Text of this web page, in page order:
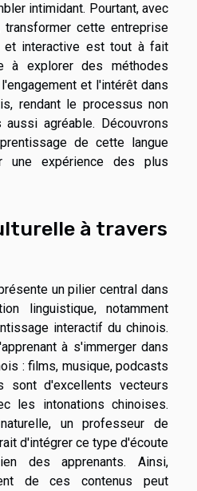
intimidant. Pourtant, avec
cette entreprise
et interactive est tout à fait
à explorer des méthodes
et l'intérêt dans
rendant le processus non
agréable. Découvrons
de cette langue
une expérience des plus
à travers
un pilier central dans
linguistique, notamment
interactif du chinois.
à s'immerger dans
: films, musique, podcasts
sont d'excellents vecteurs
les intonations chinoises.
un professeur de
d'intégrer ce type d'écoute
des apprenants. Ainsi,
de ces contenus peut